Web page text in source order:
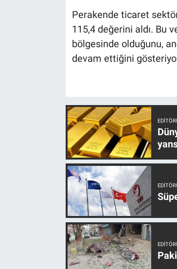
Perakende ticaret
115,4 değerini aldı. Bu
bölgesinde olduğunu,
devam ettiğini